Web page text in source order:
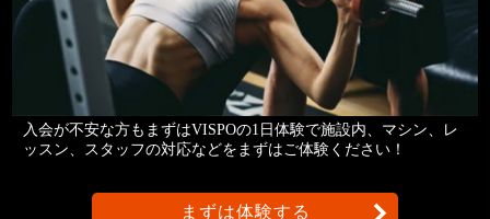
入会が不安な方もまずはVISPOの1日体験で施設内、マシン、レ
ッスン、スタッフの対応などをまずはご体験ください！
まずは体験する